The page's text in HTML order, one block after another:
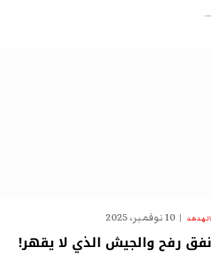
…
الهدهد 10 نوفمبر، 2025
نفق رفح والجيش الذي لا يقهر!